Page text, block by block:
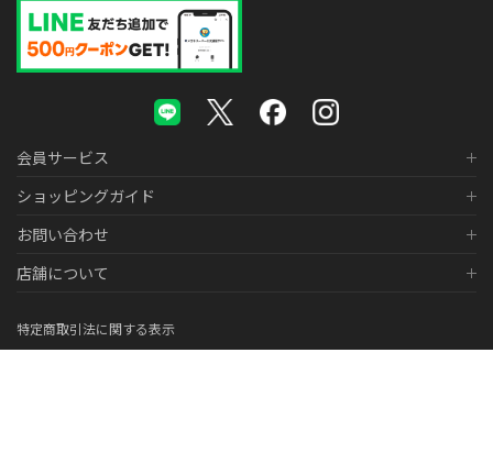
会員サービス
ショッピングガイド
お問い合わせ
店舗について
特定商取引法に関する表示